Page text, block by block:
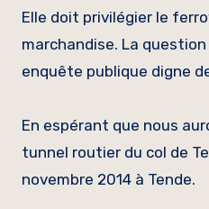
Elle doit privilégier le
marchandise. La
enquête publique digne
En espérant que nous
tunnel routier du col de
novembre 2014 à Tende.